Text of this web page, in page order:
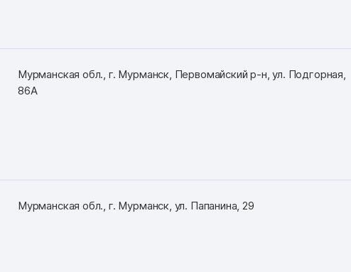
Мурманская обл., г. Мурманск, Первомайский р-н, ул. Подгорная,
86А
Мурманская обл., г. Мурманск, ул. Папанина, 29